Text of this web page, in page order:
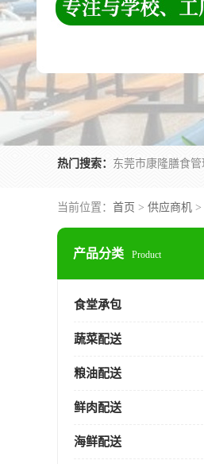
热门搜索：
当前位置： 首页 > 供应商机 >
产品分类 Product
食堂承包
蔬菜配送
粮油配送
鲜肉配送
海鲜配送